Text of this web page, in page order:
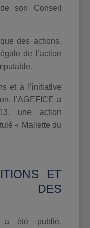
son Conseil
des actions,
de l’action
et à l’initiative
l’AGEFICE a
une action
« Mallette du
ET
DES
été publié,